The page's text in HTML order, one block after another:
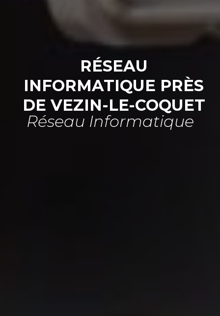
RÉSEAU
INFORMATIQUE PRÈS
DE VEZIN-LE-COQUET
Réseau Informatique